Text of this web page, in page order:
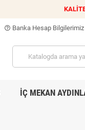
help_outline Banka Hesap Bilgilerimiz
İÇ MEKAN